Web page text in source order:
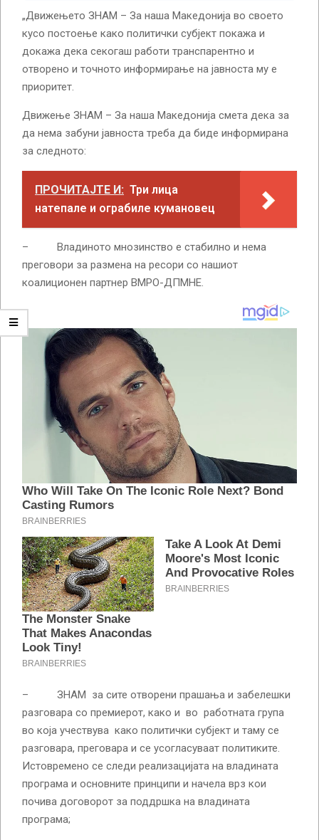
„Движењето ЗНАМ – За наша Македонија во своето
кусо постоење како политички субјект покажа и
докажа дека секогаш работи транспарентно и
отворено и точното информирање на јавноста му е
приоритет.
Движење ЗНАМ – За наша Македонија смета дека за
да нема забуни јавноста треба да биде информирана
за следното:
ПРОЧИТАЈТЕ И: Три лица
натепале и ограбиле кумановец
– Владиното мнозинство е стабилно и нема
преговори за размена на ресори со нашиот
коалиционен партнер ВМРО-ДПМНЕ.
– ЗНАМ за сите отворени прашања и забелешки
разговара со премиерот, како и во работната група
во која учествува како политички субјект и таму се
разговара, преговара и се усогласуваат политиките.
Истовремено се следи реализацијата на владината
програма и основните принципи и начела врз кои
почива договорот за поддршка на владината
програма;